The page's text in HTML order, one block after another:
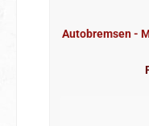
Autobremsen -